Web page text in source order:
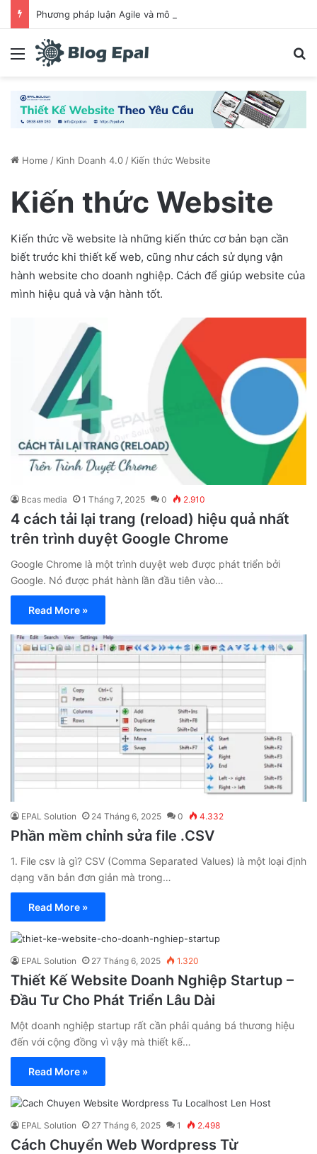
Menu
Home / Kinh Doanh 4.0 / Kiến thức Website
Kiến thức Website
Kiến thức về website là những kiến thức cơ bản bạn cần
biết trước khi thiết kế web, cũng như cách sử dụng vận
hành website cho doanh nghiệp. Cách để giúp website của
mình hiệu quả và vận hành tốt.
Bcas media 1 Tháng 7, 2025 0 2.910
4 cách tải lại trang (reload) hiệu quả nhất
trên trình duyệt Google Chrome
Google Chrome là một trình duyệt web được phát triển bởi
Google. Nó được phát hành lần đầu tiên vào…
Read More »
EPAL Solution 24 Tháng 6, 2025 0 4.332
Phần mềm chỉnh sửa file .CSV
1. File csv là gì? CSV (Comma Separated Values) là một loại định
dạng văn bản đơn giản mà trong…
Read More »
EPAL Solution 27 Tháng 6, 2025 1.320
Thiết Kế Website Doanh Nghiệp Startup –
Đầu Tư Cho Phát Triển Lâu Dài
Một doanh nghiệp startup rất cần phải quảng bá thương hiệu
đến với cộng đồng vì vậy mà thiết kế…
Read More »
EPAL Solution 27 Tháng 6, 2025 1 2.498
Cách Chuyển Web Wordpress Từ